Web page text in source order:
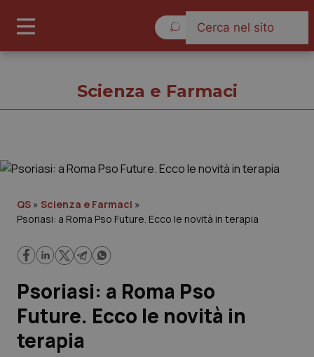
Cronache
Lavoro e Professioni
Scienza e Farmaci
Scienza e Farmaci
QS » Scienza e Farmaci »
Psoriasi: a Roma Pso Future. Ecco le novità in terapia
Psoriasi: a Roma Pso
Future. Ecco le novità in
terapia